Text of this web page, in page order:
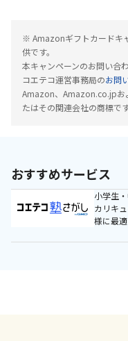
※ Amazonギフトカードキ
供です。
本キャンペーンのお問い合
コエテコ運営事務局のお問
Amazon、Amazon.co.jpお
たはその関連会社の商標です
おすすめサービス
小学生
カリキ
様に最